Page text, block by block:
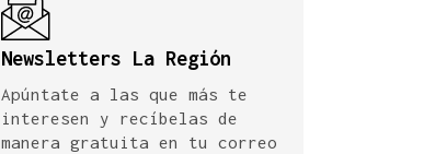
Newsletters La Región
Apúntate a las que más te
interesen y recíbelas de
manera gratuita en tu correo